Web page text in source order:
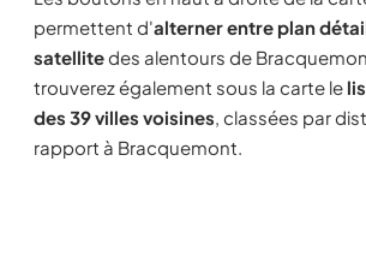
permettent d'alterner entre plan
satellitedes alentours de
trouverez également sous la carte le
des 39 villes voisines, classées par
rapport à Bracquemont.